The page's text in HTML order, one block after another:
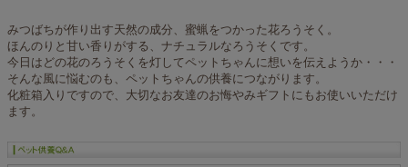
みつばちが作り出す天然の成分、蜜蝋をつかった花ろうそく。
ほんのりと甘い香りがする、ナチュラルなろうそくです。
今日はどの花のろうそくを灯してペットちゃんに想いを伝えようか・・・
そんな風に悩むのも、ペットちゃんの供養につながります。
化粧箱入りですので、大切なお友達のお悔やみギフトにもお使いいただけ
ます。